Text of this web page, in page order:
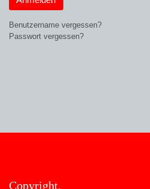
Benutzername vergessen?
Passwort vergessen?
Copyright